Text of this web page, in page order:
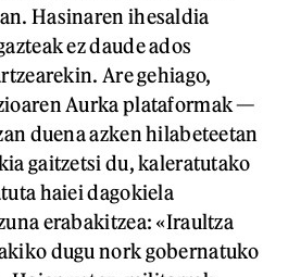
Hasinaren ihesaldia
ez daude ados
Are gehiago,
Aurka plataformak —
duena azken hilabeteetan
gaitzetsi du, kaleratutako
haiei dagokiela
erabakitzea: «Iraultza
dugu nork gobernatuko